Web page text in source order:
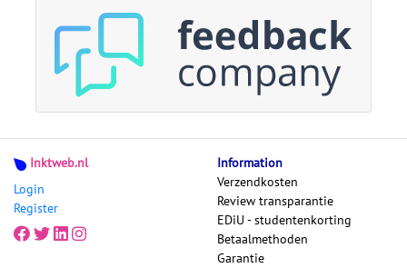
Inktweb.nl
Login
Register
Information
Verzendkosten
Review transparantie
EDiU - studentenkorting
Betaalmethoden
Garantie